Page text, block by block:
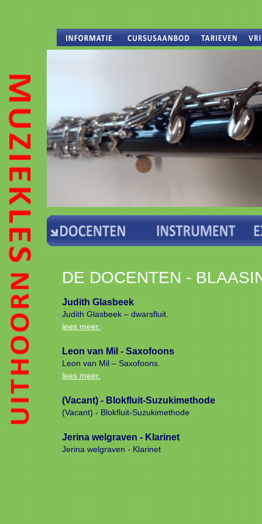
DE DOCENTEN -
Judith Glasbeek
Judith Glasbeek – dwarsfluit.
lees meer.
Leon van Mil - Saxofoons
Leon van Mil – Saxofoons.
lees meer.
(Vacant) - Blokfluit-Suzukimethode
(Vacant) - Blokfluit-Suzukimethode
Jerina welgraven - Klarinet
Jerina welgraven - Klarinet